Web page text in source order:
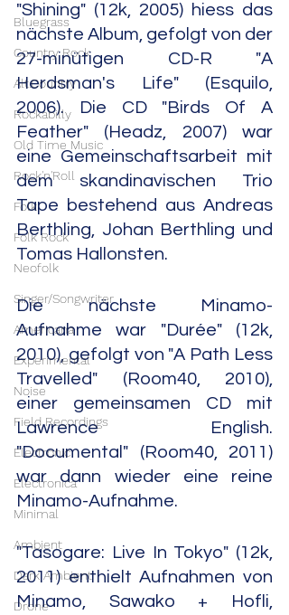
Bluegrass
Country Rock
Alt.Country
Rockabilly
Old Time Music
Rock'n'Roll
Folk
Folk Rock
Neofolk
Singer/Songwriter
Americana
Experimental
Noise
Field Recordings
Electronic
Electronica
Minimal
Ambient
Dark Ambient
Drone
"Shining" (12k, 2005) hiess das
nächste Album, gefolgt von der
27-minütigen CD-R "A
Herdsman's Life" (Esquilo,
2006). Die CD "Birds Of A
Feather" (Headz, 2007) war
eine Gemeinschaftsarbeit mit
dem skandinavischen Trio
Tape bestehend aus Andreas
Berthling, Johan Berthling und
Tomas Hallonsten.
Die nächste Minamo-
Aufnahme war "Durée" (12k,
2010), gefolgt von "A Path Less
Travelled" (Room40, 2010),
einer gemeinsamen CD mit
Lawrence English.
"Documental" (Room40, 2011)
war dann wieder eine reine
Minamo-Aufnahme.
"Tasogare: Live In Tokyo" (12k,
2011) enthielt Aufnahmen von
Minamo, Sawako + Hofli,